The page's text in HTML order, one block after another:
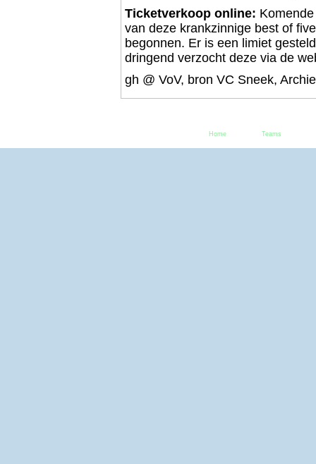
Ticketverkoop online:
van deze krankzinnige best of
begonnen. Er is een limiet
dringend verzocht deze via de
gh @ VoV, bron VC Sneek,
Home Teams